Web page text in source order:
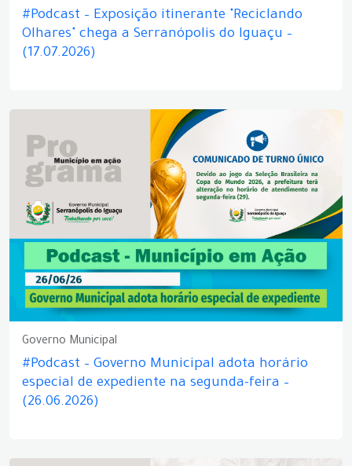
#Podcast – Exposição itinerante "Reciclando
Olhares" chega a Serranópolis do Iguaçu –
(17.07.2026)
Governo Municipal
#Podcast – Governo Municipal adota horário
especial de expediente na segunda-feira –
(26.06.2026)